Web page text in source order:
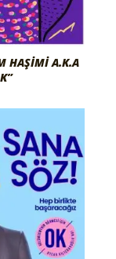
HAŞIMI A.K.A